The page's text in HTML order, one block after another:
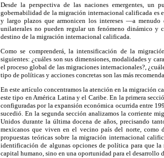
Desde la perspectiva de las naciones emergentes,
gobernabilidad de la migración internacional calificada es
y largo plazos que armonicen los intereses —a
unilaterales no pueden regular un fenómeno dinámico y
destino de la migración internacional calificada.
Como se comprenderá, la intensificación de la
siguientes: ¿cuáles son sus dimensiones, modalidades y
el proceso global de las migraciones internacionales?,
tipo de políticas y acciones concretas son las más
En este artículo concentramos la atención en la migración
este tipo en América Latina y el Caribe. En la primera
configuradas por la expansión económica ocurrida entre
sucedió. En la segunda sección analizamos la corriente
Unidos durante la última docena de años, precisando
mexicanos que viven en el vecino país del norte, como
propuestas teóricas sobre la migración internacional
identificación de algunas opciones de política para que
capital humano, sino en una oportunidad para el desarrollo